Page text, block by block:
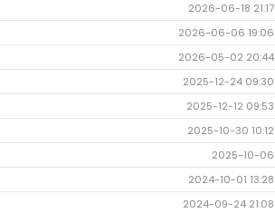
2026-06-18 21:17
2026-06-06 19:06
2026-05-02 20:44
2025-12-24 09:30
2025-12-12 09:53
2025-10-30 10:12
2025-10-06
2024-10-01 13:28
2024-09-24 21:08